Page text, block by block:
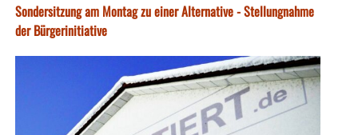
Sondersitzung am Montag zu einer Alternative - Stellungnahme
der Bürgerinitiative